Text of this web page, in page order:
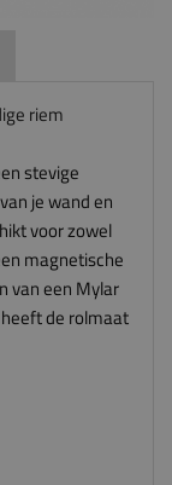
riem
stevige
je wand en
voor zowel
magnetische
van een Mylar
de rolmaat